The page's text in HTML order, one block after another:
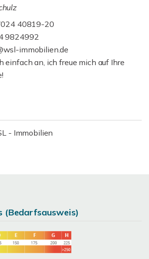
40819-20
9824992
immobilien.de
einfach an, ich freue mich auf Ihre
- Immobilien
(Bedarfsausweis)